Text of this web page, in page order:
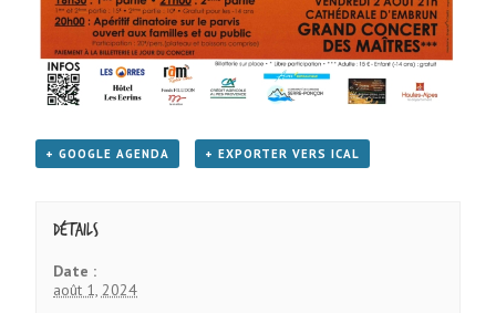
+ GOOGLE AGENDA + EXPORTER VERS ICAL
Détails
Date :
août 1, 2024